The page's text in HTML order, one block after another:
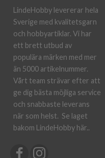
LindeHobby levererar hela
Sverige med kvalitetsgarn
och hobbyartiklar. Vi har
ett brett utbud av
populära märken med mer
än 5000 artikelnummer.
Vårt team strävar efter att
ge dig bästa möjliga service
och snabbaste leverans
när som helst. Se laget
bakom LindeHobby här..